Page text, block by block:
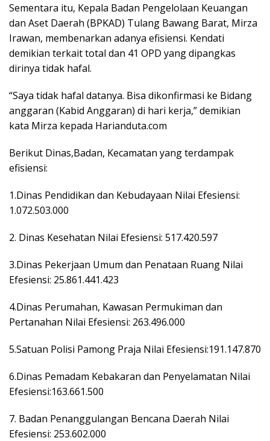
Sementara itu, Kepala Badan Pengelolaan Keuangan
dan Aset Daerah (BPKAD) Tulang Bawang Barat, Mirza
Irawan, membenarkan adanya efisiensi. Kendati
demikian terkait total dan 41 OPD yang dipangkas
dirinya tidak hafal.
“Saya tidak hafal datanya. Bisa dikonfirmasi ke Bidang
anggaran (Kabid Anggaran) di hari kerja,” demikian
kata Mirza kepada Harianduta.com
Berikut Dinas,Badan, Kecamatan yang terdampak
efisiensi:
1.Dinas Pendidikan dan Kebudayaan Nilai Efesiensi:
1.072.503.000
2. Dinas Kesehatan Nilai Efesiensi: 517.420.597
3.Dinas Pekerjaan Umum dan Penataan Ruang Nilai
Efesiensi: 25.861.441.423
4.Dinas Perumahan, Kawasan Permukiman dan
Pertanahan Nilai Efesiensi: 263.496.000
5.Satuan Polisi Pamong Praja Nilai Efesiensi:191.147.870
6.Dinas Pemadam Kebakaran dan Penyelamatan Nilai
Efesiensi:163.661.500
7. Badan Penanggulangan Bencana Daerah Nilai
Efesiensi: 253.602.000